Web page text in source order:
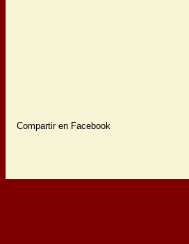
Compartir en Facebook